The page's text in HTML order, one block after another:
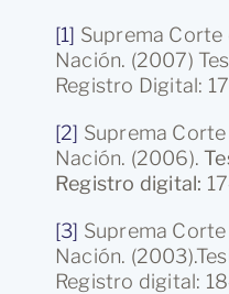
[1] Suprema Corte
Nación. (2007)
Registro Digital:
[2] Suprema
Nación. (2006).
Registro digital:
[3] Suprema
Nación.
Registro digital: